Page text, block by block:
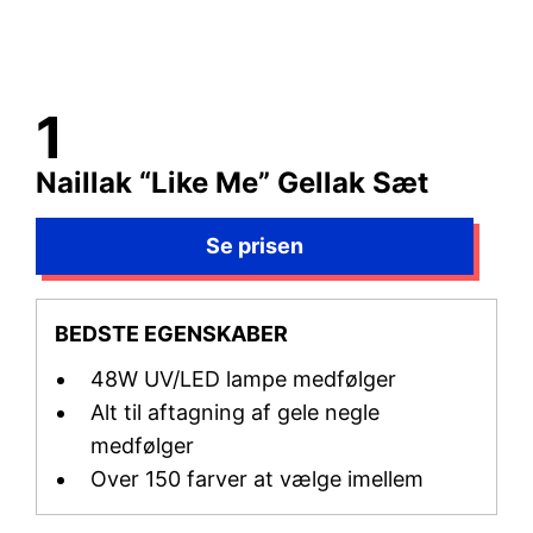
Naillak “Like Me” Gellak Sæt
BEDSTE EGENSKABER
48W UV/LED lampe medfølger
Alt til aftagning af gele negle
medfølger
Over 150 farver at vælge imellem